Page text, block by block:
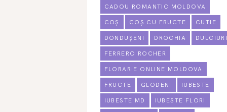
CADOU ROMANTIC MOLDOVA
COȘ COȘ CU FRUCTE CUTIE
DONDUȘENI DROCHIA
FERRERO ROCHER
FLORARIE ONLINE MOLDOVA
FRUCTE GLODENI IUBESTE
IUBESTE.MD IUBESTE FLORI